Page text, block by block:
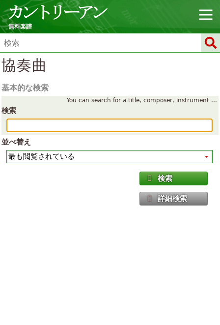
無料楽譜
協奏曲
基本的な検索
You can search for a title, composer, instrument ...
検索
並べ替え
検索
詳細検索